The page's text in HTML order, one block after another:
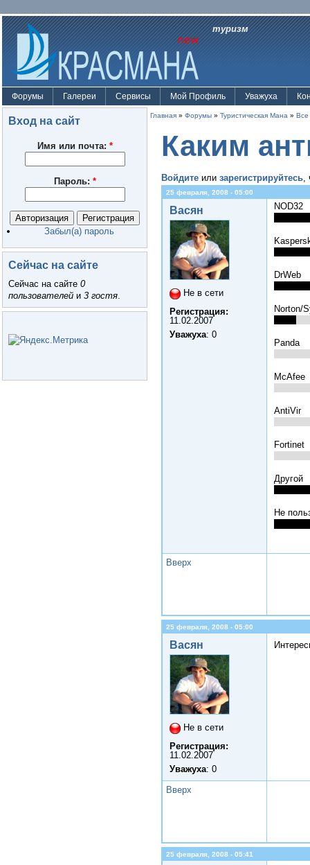
туризм
Форумы Галереи Сервисы Мой Профиль Уважуха
Вход на сайт
Имя или почта: *
Пароль: *
Забыл(а) пароль
Сейчас на сайте
Сейчас на сайте 0
пользователей и 3 гостя
Главная » Форумы » Туристическая Мана » Все
Каким
Войдите или зарегистрируйтесь,
25 февраля, 2008 - 05:00
Васян
Не в сети
Регистрация:
11.02.2007
Уважуха: 0
NOD32
DrWeb
Norton/
Panda
McAfee
AntiVir
Fortinet
Другой
Не
Вверх
25 февраля, 2008 - 05:00
Васян
Не в сети
Регистрация:
11.02.2007
Уважуха: 0
Вверх
25 февраля, 2008 - 05:41